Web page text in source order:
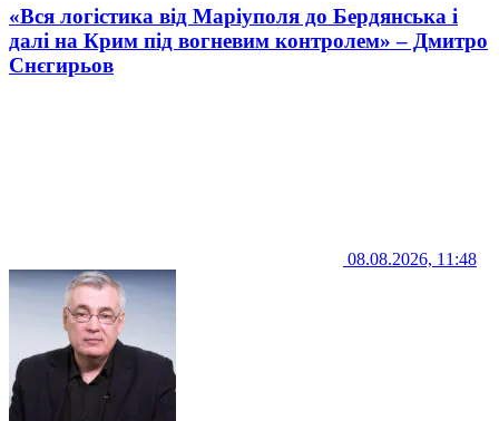
«Вся логістика від Маріуполя до Бердянська і
далі на Крим під вогневим контролем» – Дмитро
Снєгирьов
08.08.2026, 11:48